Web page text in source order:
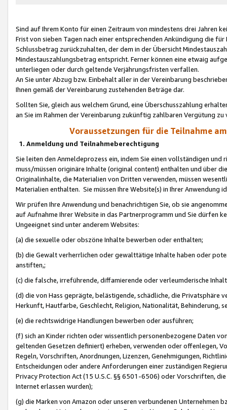
Sind auf Ihrem Konto für einen Zeitraum von mindestens drei Jahren
Frist von sieben Tagen nach einer entsprechenden Ankündigung die
Schlussbetrag zurückzuhalten, der dem in der Übersicht
Mindestauszahlungsbetrag entspricht. Ferner können eine etwaig
unterliegen oder durch geltende Verjährungsfristen verfallen.
An Sie unter Abzug bzw. Einbehalt aller in der Vereinbarung
Ihnen gemäß der Vereinbarung zustehenden Beträge dar.
Sollten Sie, gleich aus welchem Grund, eine Überschusszahlung
an Sie im Rahmen der Vereinbarung zukünftig zahlbaren Vergütung zu
Voraussetzungen für die Teilnahme
1. Anmeldung und Teilnahmeberechtigung
Sie leiten den Anmeldeprozess ein, indem Sie einen vollständigen
muss/müssen originäre Inhalte (original content) enthalten und über
Originalinhalte, die Materialien von Dritten verwenden, müssen
Materialien enthalten. Sie müssen Ihre Website(s) in Ihrer Anwendung
Wir prüfen Ihre Anwendung und benachrichtigen Sie, ob sie
auf Aufnahme Ihrer Website in das Partnerprogramm und Sie dürfen
Ungeeignet sind unter anderem Websites:
(a) die sexuelle oder obszöne Inhalte bewerben oder enthalten;
(b) die Gewalt verherrlichen oder gewalttätige Inhalte haben oder
anstiften,;
(c) die falsche, irreführende, diffamierende oder verleumderische
(d) die von Hass geprägte, belästigende, schädliche, die Privatsphäre
Herkunft, Hautfarbe, Geschlecht, Religion, Nationalität, Behinderung,
(e) die rechtswidrige Handlungen bewerben oder ausführen;
(f) sich an Kinder richten oder wissentlich personenbezogene Daten
geltenden Gesetzen definiert) erheben, verwenden oder offenlegen,
Regeln, Vorschriften, Anordnungen, Lizenzen, Genehmigungen,
Entscheidungen oder andere Anforderungen einer zuständigen
Privacy Protection Act (15 U.S.C. §§ 6501-6506) oder Vorschriften,
Internet erlassen wurden);
(g) die Marken von Amazon oder unseren verbundenen Unternehmen